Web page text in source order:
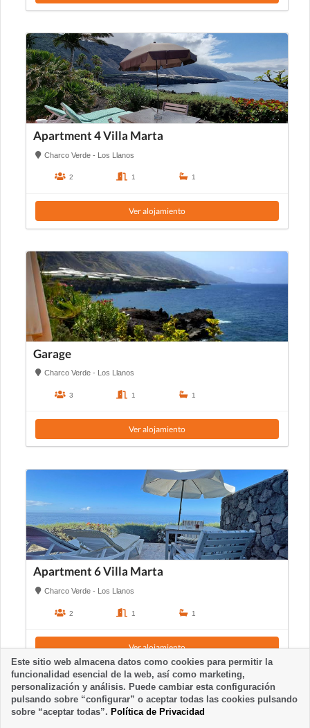
Apartment 4 Villa Marta
Charco Verde - Los Llanos
2 1 1
Ver alojamiento
Garage
Charco Verde - Los Llanos
3 1 1
Ver alojamiento
Apartment 6 Villa Marta
Charco Verde - Los Llanos
2 1 1
Ver alojamiento
Este sitio web almacena datos como cookies para permitir la
funcionalidad esencial de la web, así como marketing,
personalización y análisis. Puede cambiar esta configuración
pulsando sobre “configurar” o aceptar todas las cookies pulsando
sobre “aceptar todas”. Política de Privacidad